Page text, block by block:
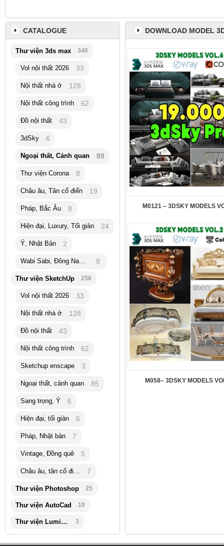
DOWNLOAD MODEL
M0121 – 3DSKY MODELS
M058– 3DSKY MODELS
CATALOGUE
Thư viện 3ds max 340
Vol nội thất 2026 33
Nội thất nhà ở 128
Nội thất công trình 62
Đồ nội thất 43
3dSky 6
Ngoại thất, Cảnh quan 89
Thư viện Corona 8
Châu âu, Tân cổ điển 19
Pháp, Bắc Âu 8
Hiện đại, Luxury, Tối giản 24
Ý, Nhật Bản 2
Wabi Sabi, Đông Nam Á 8
Thư viện SketchUp 258
Vol nội thất 2026 33
Nội thất nhà ở 128
Đồ nội thất 43
Nội thất công trình 62
Sketchup enscape 3
Ngoại thất, cảnh quan 85
Sang trọng, Ý 6
Hiện đại, tối giản 6
Pháp, Nhật bản 7
Vintage, Đồng quê 5
Châu âu, tân cổ điển 7
Thư viện Photoshop 25
Thư viện AutoCad 10
Thư viện Lumion 3